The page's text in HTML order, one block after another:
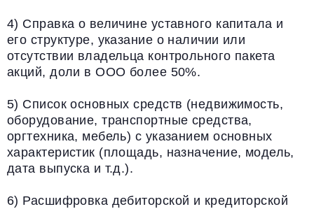
4) Справка о величине уставного капитала и
его структуре, указание о наличии или
отсутствии владельца контрольного пакета
акций, доли в ООО более 50%.
5) Список основных средств (недвижимость,
оборудование, транспортные средства,
оргтехника, мебель) с указанием основных
характеристик (площадь, назначение, модель,
дата выпуска и т.д.).
6) Расшифровка дебиторской и кредиторской